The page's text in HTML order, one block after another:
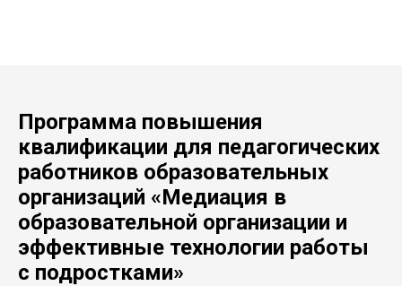
Программа повышения
квалификации для педагогических
работников образовательных
организаций «Медиация в
образовательной организации и
эффективные технологии работы
с подростками»